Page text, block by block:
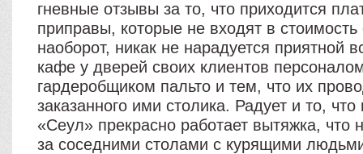
гневные отзывы за то, что приходится
приправы, которые не входят в
наоборот, никак не нарадуется приятной
кафе у дверей своих клиентов
гардеробщиком пальто и тем, что их
заказанного ими столика. Радует и то,
«Сеул» прекрасно работает вытяжка, что
за соседними столами с курящими